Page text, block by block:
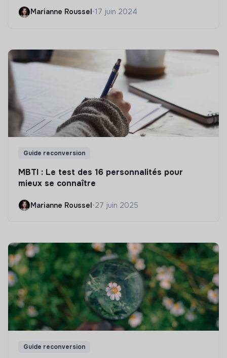
Marianne Roussel•17 juin 2024
Guide reconversion
MBTI : Le test des 16 personnalités pour
mieux se connaître
Marianne Roussel•27 juin 2025
Guide reconversion